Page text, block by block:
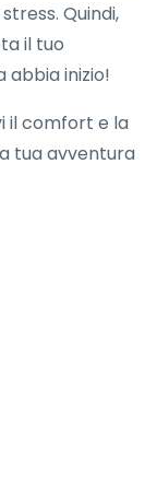
Quindi,
il tuo
inizio!
il comfort e la
tua avventura